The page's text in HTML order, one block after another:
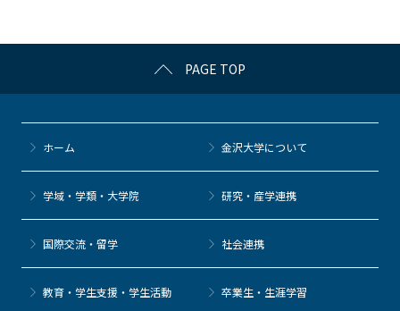
k
PAGE TOP
ホーム 金沢大学について
学域・学類・大学院 研究・産学連携
国際交流・留学 社会連携
教育・学生支援・学生活動 卒業生・生涯学習